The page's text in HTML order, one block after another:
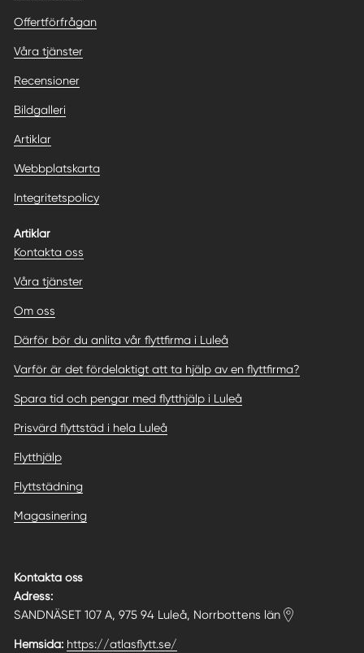
Offertförfrågan
Våra tjänster
Recensioner
Bildgalleri
Artiklar
Webbplatskarta
Integritetspolicy
Artiklar
Kontakta oss
Våra tjänster
Om oss
Därför bör du anlita vår flyttfirma i Luleå
Varför är det fördelaktigt att ta hjälp av en flyttfirma?
Spara tid och pengar med flytthjälp i Luleå
Prisvärd flyttstäd i hela Luleå
Flytthjälp
Flyttstädning
Magasinering
Kontakta oss
Adress:
SANDNÄSET 107 A, 975 94 Luleå, Norrbottens län
Hemsida: https://atlasflytt.se/